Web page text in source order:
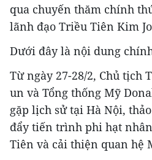
qua chuyến thăm chính
lãnh đạo Triều Tiên Kim
Dưới đây là nội dung
Từ ngày 27-28/2, Chủ tịch
un và Tổng thống Mỹ
gặp lịch sử tại Hà Nội,
đẩy tiến trình phi hạt
Tiên và cải thiện quan hệ